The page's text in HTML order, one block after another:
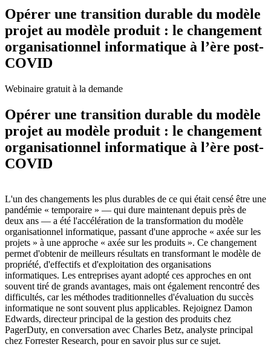
Opérer une transition durable du modèle
projet au modèle produit : le changement
organisationnel informatique à l’ère post-
COVID
Webinaire gratuit à la demande
Opérer une transition durable du modèle
projet au modèle produit : le changement
organisationnel informatique à l’ère post-
COVID
L'un des changements les plus durables de ce qui était censé être une
pandémie « temporaire » — qui dure maintenant depuis près de
deux ans — a été l'accélération de la transformation du modèle
organisationnel informatique, passant d'une approche « axée sur les
projets » à une approche « axée sur les produits ». Ce changement
permet d'obtenir de meilleurs résultats en transformant le modèle de
propriété, d'effectifs et d'exploitation des organisations
informatiques. Les entreprises ayant adopté ces approches en ont
souvent tiré de grands avantages, mais ont également rencontré des
difficultés, car les méthodes traditionnelles d'évaluation du succès
informatique ne sont souvent plus applicables. Rejoignez Damon
Edwards, directeur principal de la gestion des produits chez
PagerDuty, en conversation avec Charles Betz, analyste principal
chez Forrester Research, pour en savoir plus sur ce sujet.